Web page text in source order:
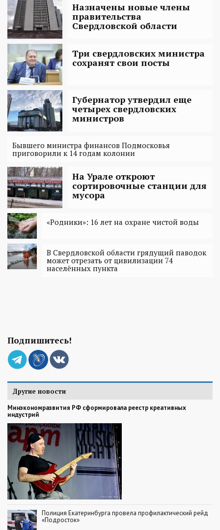
Назначены новые члены
правительства
Свердловской области
Три свердловских министра
сохранят свои посты
Губернатор утвердил еще
четырех свердловских
министров
Бывшего министра финансов Подмосковья
приговорили к 14 годам колонии
На Урале откроют
сортировочные станции для
мусора
«Родники»: 16 лет на охране чистой воды
В Свердловской области грядущий паводок
может отрезать от цивилизации 74
населённых пункта
Подпишитесь!
Другие новости
Минэкономразвития РФ сформировала реестр креативных
индустрий
Полиция Екатеринбурга провела профилактический рейд
«Подросток»